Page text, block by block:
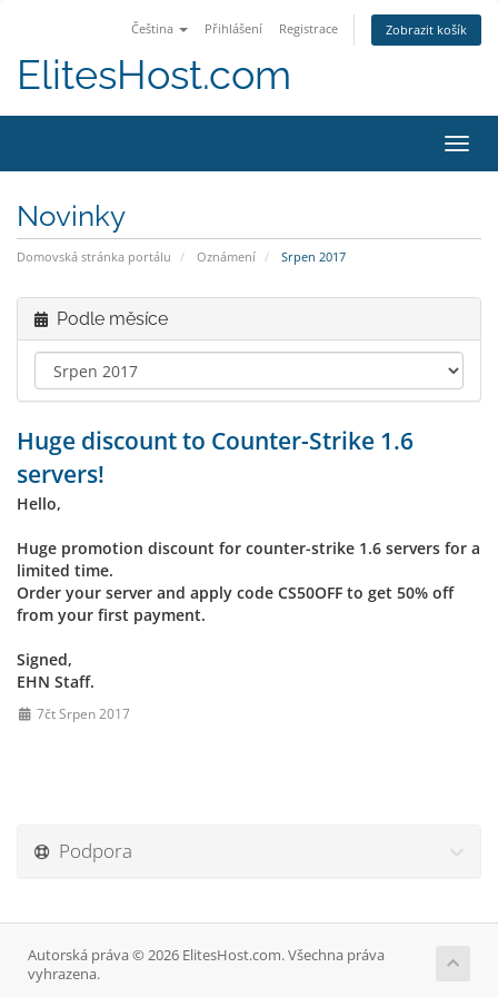
Čeština Přihlášení Registrace Zobrazit košík
ElitesHost.com
Novinky
Domovská stránka portálu Oznámení Srpen 2017
Podle měsíce
Huge discount to Counter-Strike 1.6
servers!
Hello,
Huge promotion discount for counter-strike 1.6 servers for a
limited time.
Order your server and apply code CS50OFF to get 50% off
from your first payment.
Signed,
EHN Staff.
7čt Srpen 2017
Podpora
Autorská práva © 2026 ElitesHost.com. Všechna práva
vyhrazena.